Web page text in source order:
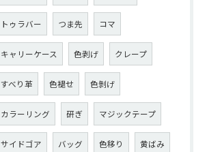
トゥラバー つま先 コマ
キャリーケース 色剥げ クレープ
すべり革 色褪せ 色剝げ
カラーリング 研ぎ マジックテープ
サイドゴア バッグ 色移り 黄ばみ